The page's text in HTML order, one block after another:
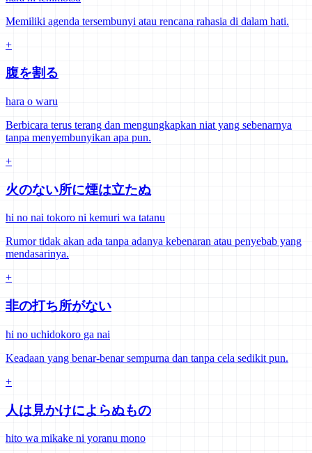
Memiliki agenda tersembunyi atau rencana rahasia di dalam hati.
+
腹を割る
hara o waru
Berbicara terus terang dan mengungkapkan niat yang sebenarnya
tanpa menyembunyikan apa pun.
+
火のない所に煙は立たぬ
hi no nai tokoro ni kemuri wa tatanu
Rumor tidak akan ada tanpa adanya kebenaran atau penyebab yang
mendasarinya.
+
非の打ち所がない
hi no uchidokoro ga nai
Keadaan yang benar-benar sempurna dan tanpa cela sedikit pun.
+
人は見かけによらぬもの
hito wa mikake ni yoranu mono